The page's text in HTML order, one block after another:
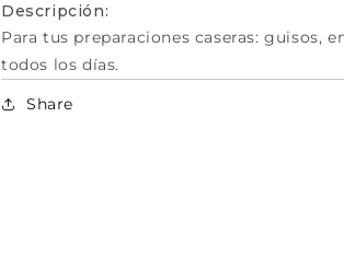
Descripción:
Para tus preparaciones caseras: guisos,
todos los días.
Share